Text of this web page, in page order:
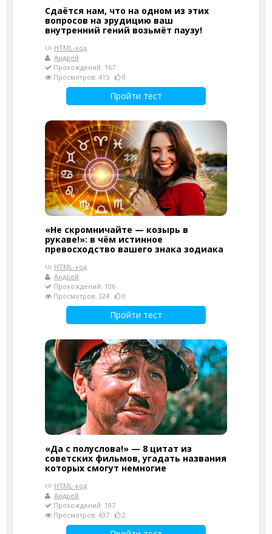
Сдаётся нам, что на одном из этих
вопросов на эрудицию ваш
внутренний гений возьмёт паузу!
HTML-код
Андрей
Прохождений: 167
Просмотров: 415
0
Пройти тест
«Не скромничайте — козырь в
рукаве!»: в чём истинное
превосходство вашего знака зодиака
HTML-код
Андрей
Прохождений: 106
Просмотров: 324
0
Пройти тест
«Да с полуслова!» — 8 цитат из
советских фильмов, угадать названия
которых смогут немногие
HTML-код
Андрей
Прохождений: 197
Просмотров: 437
2